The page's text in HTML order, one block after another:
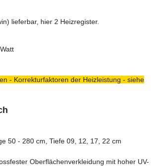
lieferbar, hier 2 Heizregister.
- Korrekturfaktoren der Heizleistung - siehe
50 - 280 cm, Tiefe 09, 12, 17, 22 cm
Oberflächenverkleidung mit hoher UV-